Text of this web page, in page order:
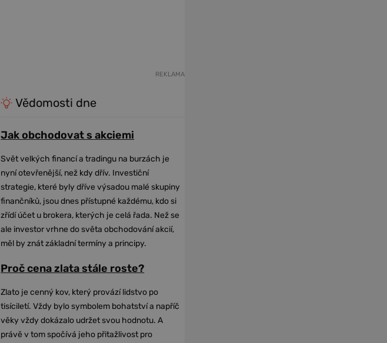
REKLAMA
Vědomosti dne
Jak obchodovat s akciemi
Svět velkých financí a tradingu na burzách je
nyní otevřenější, než kdy dřív. Investiční
strategie, které byly dříve výsadou malé skupiny
finančníků, jsou dnes přístupné každému, kdo si
zřídí účet u brokera, kterých je celá řada. Než se
ale investor vrhne do světa obchodování akcií,
měl by znát základní termíny a principy.
Proč cena zlata stále roste?
Zlato je cenný kov, který provází lidstvo po
tisíciletí. Vždy bylo symbolem bohatství a napříč
věky vždy dokázalo udržet svou hodnotu. A
právě v tom spočívá jeho přitažlivost pro